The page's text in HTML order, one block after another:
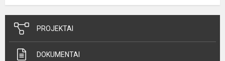
PROJEKTAI
DOKUMENTAI